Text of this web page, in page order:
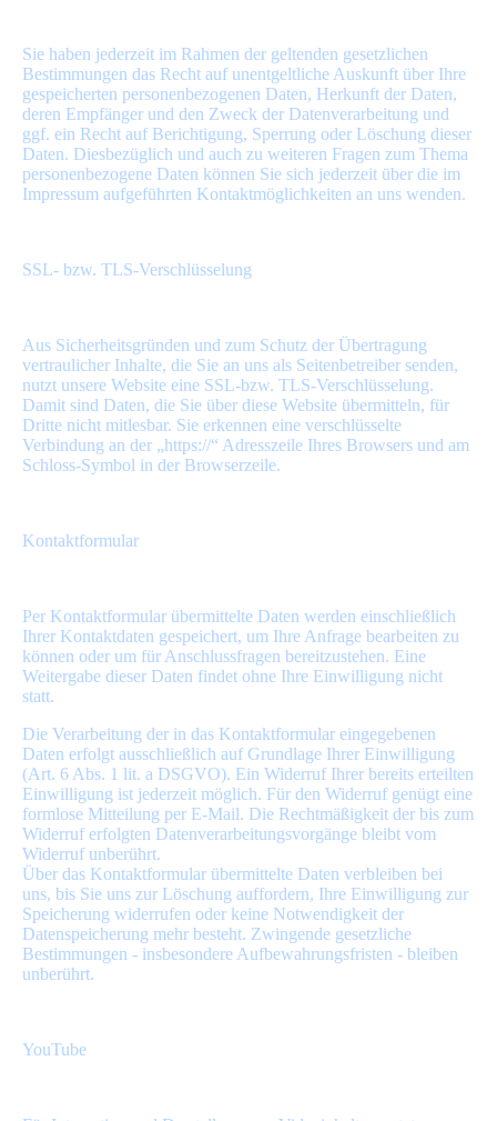
Sie haben jederzeit im Rahmen der geltenden gesetzlichen
Bestimmungen das Recht auf unentgeltliche Auskunft über Ihre
gespeicherten personenbezogenen Daten, Herkunft der Daten,
deren Empfänger und den Zweck der Datenverarbeitung und
ggf. ein Recht auf Berichtigung, Sperrung oder Löschung dieser
Daten. Diesbezüglich und auch zu weiteren Fragen zum Thema
personenbezogene Daten können Sie sich jederzeit über die im
Impressum aufgeführten Kontaktmöglichkeiten an uns wenden.
SSL- bzw. TLS-Verschlüsselung
Aus Sicherheitsgründen und zum Schutz der Übertragung
vertraulicher Inhalte, die Sie an uns als Seitenbetreiber senden,
nutzt unsere Website eine SSL-bzw. TLS-Verschlüsselung.
Damit sind Daten, die Sie über diese Website übermitteln, für
Dritte nicht mitlesbar. Sie erkennen eine verschlüsselte
Verbindung an der „https://“ Adresszeile Ihres Browsers und am
Schloss-Symbol in der Browserzeile.
Kontaktformular
Per Kontaktformular übermittelte Daten werden einschließlich
Ihrer Kontaktdaten gespeichert, um Ihre Anfrage bearbeiten zu
können oder um für Anschlussfragen bereitzustehen. Eine
Weitergabe dieser Daten findet ohne Ihre Einwilligung nicht
statt.
Die Verarbeitung der in das Kontaktformular eingegebenen
Daten erfolgt ausschließlich auf Grundlage Ihrer Einwilligung
(Art. 6 Abs. 1 lit. a DSGVO). Ein Widerruf Ihrer bereits erteilten
Einwilligung ist jederzeit möglich. Für den Widerruf genügt eine
formlose Mitteilung per E-Mail. Die Rechtmäßigkeit der bis zum
Widerruf erfolgten Datenverarbeitungsvorgänge bleibt vom
Widerruf unberührt.
Über das Kontaktformular übermittelte Daten verbleiben bei
uns, bis Sie uns zur Löschung auffordern, Ihre Einwilligung zur
Speicherung widerrufen oder keine Notwendigkeit der
Datenspeicherung mehr besteht. Zwingende gesetzliche
Bestimmungen - insbesondere Aufbewahrungsfristen - bleiben
unberührt.
YouTube